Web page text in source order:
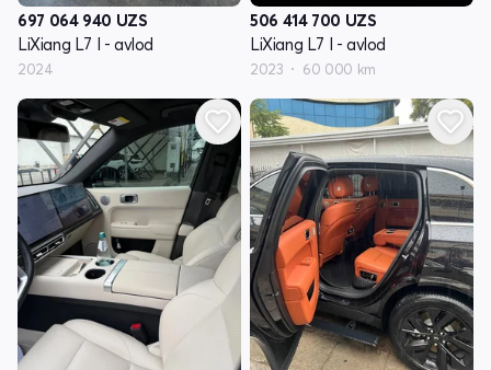
697 064 940 UZS
LiXiang L7 I - avlod
2024
506 414 700 UZS
LiXiang L7 I - avlod
2023 60 000 km